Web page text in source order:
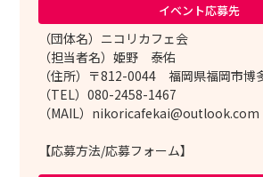
イベント応募先
（団体名）ニコリカフェ会
（担当者名）姫野 泰佑
（住所）〒812-0044 福岡県福岡市博
（TEL）080-2458-1467
（MAIL）nikoricafekai@outlook.com
【応募方法/応募フォーム】